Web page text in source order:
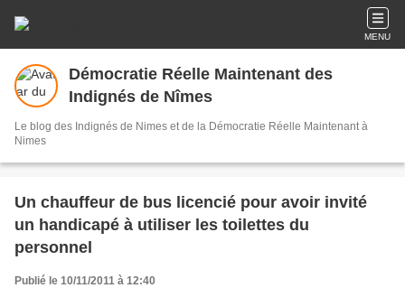
MENU
Démocratie Réelle Maintenant des
Indignés de Nîmes
Le blog des Indignés de Nimes et de la Démocratie Réelle Maintenant à
Nimes
Un chauffeur de bus licencié pour avoir invité
un handicapé à utiliser les toilettes du
personnel
Publié le 10/11/2011 à 12:40